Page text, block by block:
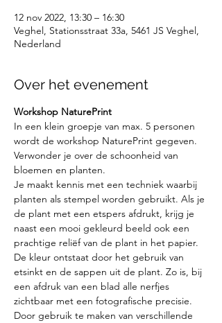
12 nov 2022, 13:30 – 16:30
Veghel, Stationsstraat 33a, 5461 JS Veghel,
Nederland
Over het evenement
Workshop NaturePrint
In een klein groepje van max. 5 personen
wordt de workshop NaturePrint gegeven.
Verwonder je over de schoonheid van
bloemen en planten.
Je maakt kennis met een techniek waarbij
planten als stempel worden gebruikt. Als je
de plant met een etspers afdrukt, krijg je
naast een mooi gekleurd beeld ook een
prachtige reliëf van de plant in het papier.
De kleur ontstaat door het gebruik van
etsinkt en de sappen uit de plant. Zo is, bij
een afdruk van een blad alle nerfjes
zichtbaar met een fotografische precisie.
Door gebruik te maken van verschillende